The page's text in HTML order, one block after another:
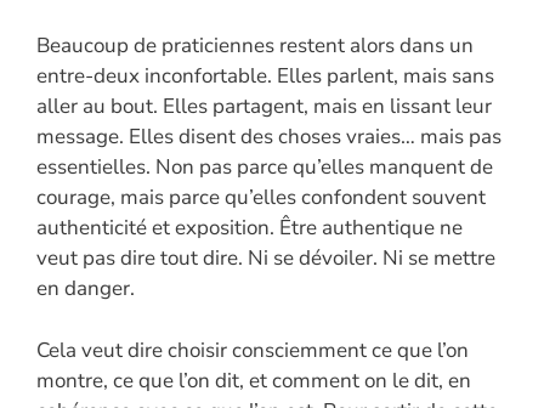
Beaucoup de praticiennes restent alors dans un
entre-deux inconfortable. Elles parlent, mais sans
aller au bout. Elles partagent, mais en lissant leur
message. Elles disent des choses vraies… mais pas
essentielles. Non pas parce qu’elles manquent de
courage, mais parce qu’elles confondent souvent
authenticité et exposition. Être authentique ne
veut pas dire tout dire. Ni se dévoiler. Ni se mettre
en danger.
Cela veut dire choisir consciemment ce que l’on
montre, ce que l’on dit, et comment on le dit, en